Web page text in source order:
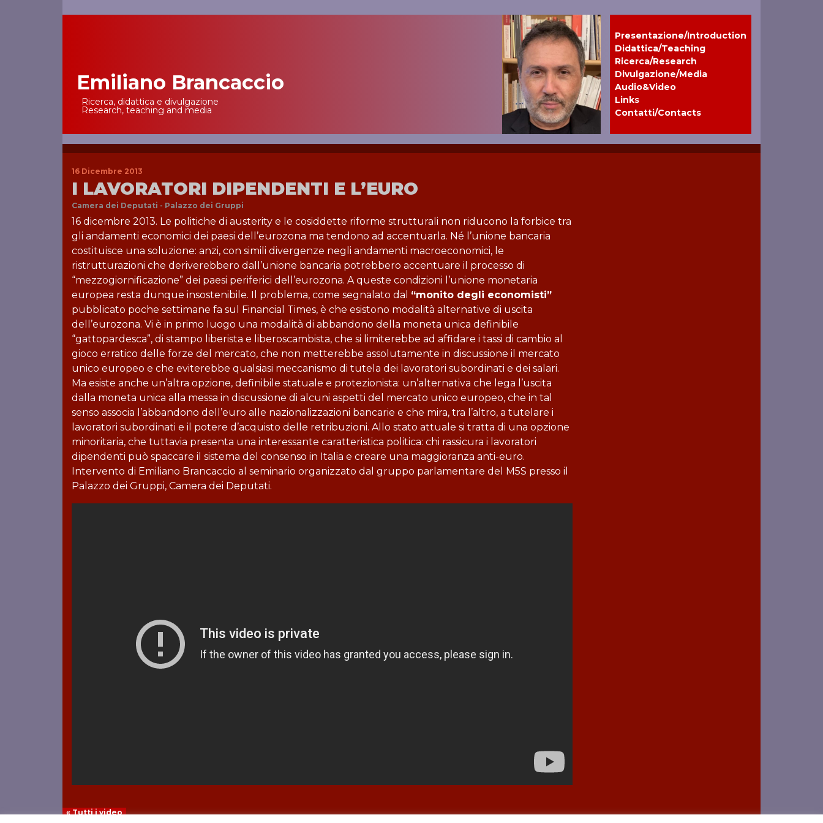
Main NavigationEmiliano Brancaccio
Ricerca, didattica e divulgazione
Research, teaching and media
Presentazione/Introduction
Didattica/Teaching
Ricerca/Research
Divulgazione/Media
Audio&Video
Links
Contatti/Contacts
16 Dicembre 2013
I LAVORATORI DIPENDENTI E L’EURO
Camera dei Deputati - Palazzo dei Gruppi
16 dicembre 2013. Le politiche di austerity e le cosiddette riforme strutturali non riducono la forbice tra
gli andamenti economici dei paesi dell’eurozona ma tendono ad accentuarla. Né l’unione bancaria
costituisce una soluzione: anzi, con simili divergenze negli andamenti macroeconomici, le
ristrutturazioni che deriverebbero dall’unione bancaria potrebbero accentuare il processo di
“mezzogiornificazione” dei paesi periferici dell’eurozona. A queste condizioni l’unione monetaria
europea resta dunque insostenibile. Il problema, come segnalato dal “monito degli economisti”
pubblicato poche settimane fa sul Financial Times, è che esistono modalità alternative di uscita
dell’eurozona. Vi è in primo luogo una modalità di abbandono della moneta unica definibile
“gattopardesca”, di stampo liberista e liberoscambista, che si limiterebbe ad affidare i tassi di cambio al
gioco erratico delle forze del mercato, che non metterebbe assolutamente in discussione il mercato
unico europeo e che eviterebbe qualsiasi meccanismo di tutela dei lavoratori subordinati e dei salari.
Ma esiste anche un’altra opzione, definibile statuale e protezionista: un’alternativa che lega l’uscita
dalla moneta unica alla messa in discussione di alcuni aspetti del mercato unico europeo, che in tal
senso associa l’abbandono dell’euro alle nazionalizzazioni bancarie e che mira, tra l’altro, a tutelare i
lavoratori subordinati e il potere d’acquisto delle retribuzioni. Allo stato attuale si tratta di una opzione
minoritaria, che tuttavia presenta una interessante caratteristica politica: chi rassicura i lavoratori
dipendenti può spaccare il sistema del consenso in Italia e creare una maggioranza anti-euro.
Intervento di Emiliano Brancaccio al seminario organizzato dal gruppo parlamentare del M5S presso il
Palazzo dei Gruppi, Camera dei Deputati.
« Tutti i video